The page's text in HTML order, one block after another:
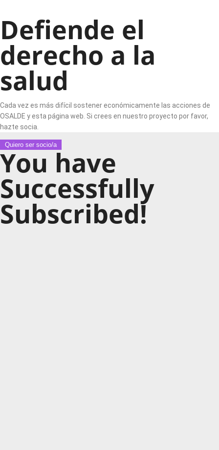
Defiende el
derecho a la
salud
Cada vez es más difícil sostener económicamente las acciones de
OSALDE y esta página web. Si crees en nuestro proyecto por favor,
hazte socia.
Quiero ser socio/a
You have
Successfully
Subscribed!